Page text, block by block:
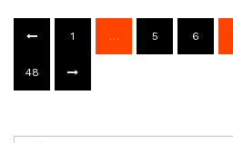
1 … 5 6
48